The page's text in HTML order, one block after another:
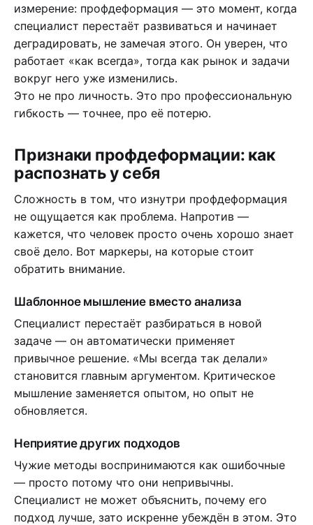
измерение: профдеформация — это момент, когда
специалист перестаёт развиваться и начинает
деградировать, не замечая этого. Он уверен, что
работает «как всегда», тогда как рынок и задачи
вокруг него уже изменились.
Это не про личность. Это про профессиональную
гибкость — точнее, про её потерю.
Признаки профдеформации: как
распознать у себя
Сложность в том, что изнутри профдеформация
не ощущается как проблема. Напротив —
кажется, что человек просто очень хорошо знает
своё дело. Вот маркеры, на которые стоит
обратить внимание.
Шаблонное мышление вместо анализа
Специалист перестаёт разбираться в новой
задаче — он автоматически применяет
привычное решение. «Мы всегда так делали»
становится главным аргументом. Критическое
мышление заменяется опытом, но опыт не
обновляется.
Неприятие других подходов
Чужие методы воспринимаются как ошибочные
— просто потому что они непривычны.
Специалист не может объяснить, почему его
подход лучше, зато искренне убеждён в этом. Это